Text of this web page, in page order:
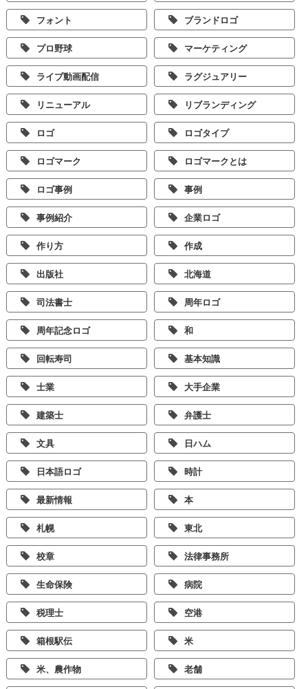
フォント ブランドロゴ
プロ野球 マーケティング
ライブ動画配信 ラグジュアリー
リニューアル リブランディング
ロゴ ロゴタイプ
ロゴマーク ロゴマークとは
ロゴ事例 事例
事例紹介 企業ロゴ
作り方 作成
出版社 北海道
司法書士 周年ロゴ
周年記念ロゴ 和
回転寿司 基本知識
士業 大手企業
建築士 弁護士
文具 日ハム
日本語ロゴ 時計
最新情報 本
札幌 東北
校章 法律事務所
生命保険 病院
税理士 空港
箱根駅伝 米
米、農作物 老舗